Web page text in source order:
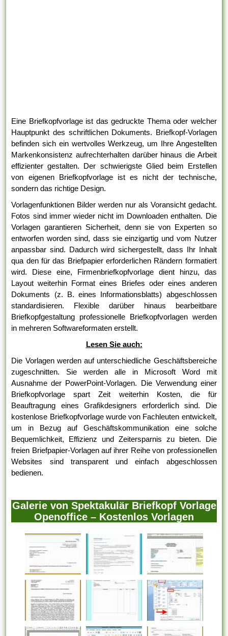
Eine Briefkopfvorlage ist das gedruckte Thema oder welcher
Hauptpunkt des schriftlichen Dokuments. Briefkopf-Vorlagen
befinden sich ein wertvolles Werkzeug, um Ihre Angestellten
Markenkonsistenz aufrechterhalten darüber hinaus die Arbeit
effizienter gestalten. Der schwierigste Glied beim Erstellen
von eigenen Briefkopfvorlage ist es nicht der technische,
sondern das richtige Design.
Vorlagenfunktionen Bilder werden nur als Voransicht gedacht.
Fotos sind immer wieder nicht im Downloaden enthalten. Die
Vorlagen garantieren Sicherheit, denn sie von Experten so
entworfen worden sind, dass sie einzigartig und vom Nutzer
anpassbar sind. Dadurch wird sichergestellt, dass Ihr Inhalt
qua den für das Briefpapier erforderlichen Rändern formatiert
wird. Diese eine, Firmenbriefkopfvorlage dient hinzu, das
Layout weiterhin Format eines Briefes oder eines anderen
Dokuments (z. B. eines Informationsblatts) abgeschlossen
standardisieren. Flexible darüber hinaus bearbeitbare
Briefkopfgestaltung professionelle Briefkopfvorlagen werden
in mehreren Softwareformaten erstellt.
Lesen Sie auch:
Die Vorlagen werden auf unterschiedliche Geschäftsbereiche
zugeschnitten. Sie werden alle in Microsoft Word mit
Ausnahme der PowerPoint-Vorlagen. Die Verwendung einer
Briefkopfvorlage spart Zeit weiterhin Kosten, die für
Beauftragung eines Grafikdesigners erforderlich sind. Die
kostenlose Briefkopfvorlage wurde von Fachleuten entwickelt,
um in Bezug auf Geschäftskommunikation eine solche
Bequemlichkeit, Effizienz und Zeitersparnis zu bieten. Die
freien Briefpapier-Vorlagen auf ihrer Reihe von professionellen
Websites sind transparent und einfach abgeschlossen
bedienen.
Galerie von Spektakulär Briefkopf Vorlage
Openoffice – Kostenlos Vorlagen